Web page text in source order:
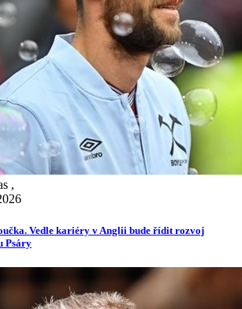
,
Vedle kariéry v Anglii bude řídit rozvoj
Psáry